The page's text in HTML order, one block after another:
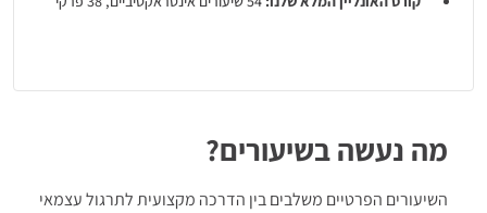
מה נעשה בשיעורים?
השיעורים הפרטיים משלבים בין הדרכה מקצועית לתרגול עצמאי